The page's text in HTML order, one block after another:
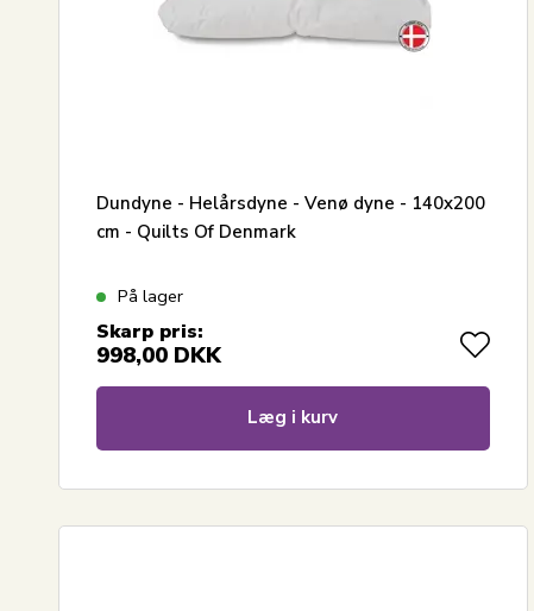
Dundyne - Helårsdyne - Venø dyne - 140x200
cm - Quilts Of Denmark
På lager
Skarp pris:
998,00 DKK
Læg i kurv